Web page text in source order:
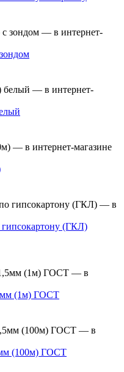
(ГКЛ)
(1м) ГОСТ
(100м) ГОСТ